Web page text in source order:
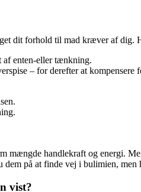
dit forhold til mad kræver af
af enten-eller tænkning.
– for derefter at
mængde handlekraft og energi.
på at finde vej i bulimien,
vist?